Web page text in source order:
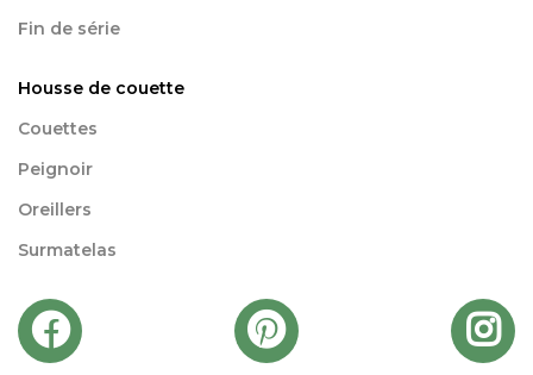
Fin de série
Housse de couette
Couettes
Peignoir
Oreillers
Surmatelas